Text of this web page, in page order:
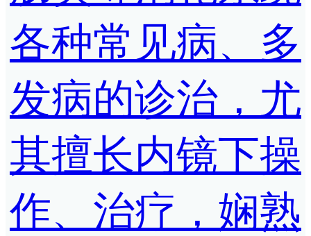
各种常见病、多
发病的诊治，尤
其擅长内镜下操
作、治疗，娴熟